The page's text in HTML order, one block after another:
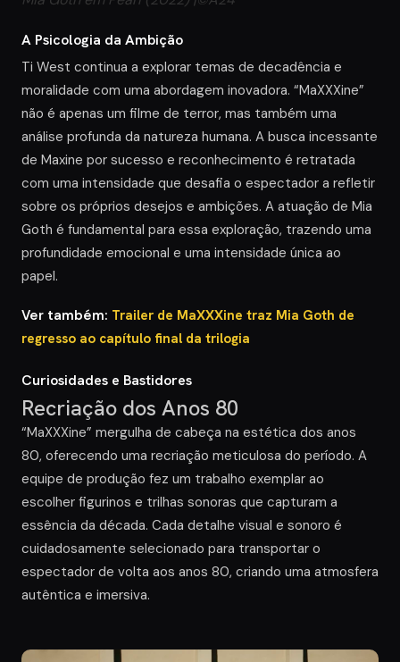
A Psicologia da Ambição
Ti West continua a explorar temas de decadência e
moralidade com uma abordagem inovadora. “MaXXXine”
não é apenas um filme de terror, mas também uma
análise profunda da natureza humana. A busca incessante
de Maxine por sucesso e reconhecimento é retratada
com uma intensidade que desafia o espectador a refletir
sobre os próprios desejos e ambições. A atuação de Mia
Goth é fundamental para essa exploração, trazendo uma
profundidade emocional e uma intensidade única ao
papel.
Ver também: Trailer de MaXXXine traz Mia Goth de
regresso ao capítulo final da trilogia
Curiosidades e Bastidores
Recriação dos Anos 80
“MaXXXine” mergulha de cabeça na estética dos anos
80, oferecendo uma recriação meticulosa do período. A
equipe de produção fez um trabalho exemplar ao
escolher figurinos e trilhas sonoras que capturam a
essência da década. Cada detalhe visual e sonoro é
cuidadosamente selecionado para transportar o
espectador de volta aos anos 80, criando uma atmosfera
autêntica e imersiva.